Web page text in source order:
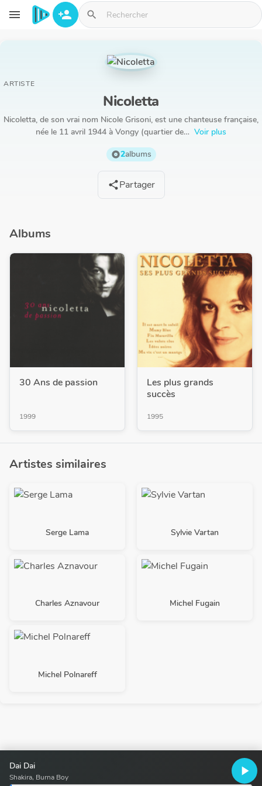
Aller au contenu principal
menu person_add search
Dai Dai
Shakira, Burna Boy play_arrow
ARTISTE
Nicoletta
Nicoletta, de son vrai nom Nicole Grisoni, est une chanteuse française,
née le 11 avril 1944 à Vongy (quartier de… Voir plus
album2albums
sharePartager
Albums
30 Ans de passion
1999
Les plus grands
succès
1995
Artistes similaires
Serge Lama Sylvie Vartan
Charles Aznavour Michel Fugain
Michel Polnareff